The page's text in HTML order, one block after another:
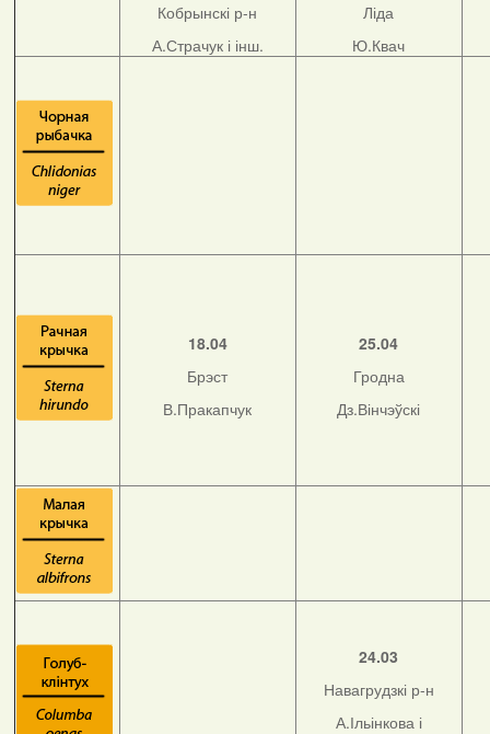
Кобрынскі р-н
А.Страчук і інш.
Ліда
Ю.Квач
18.04
Брэст
В.Пракапчук
25.04
Гродна
Дз.Вінчэўскі
24.03
Навагрудзкі р-н
А.Ільінкова і